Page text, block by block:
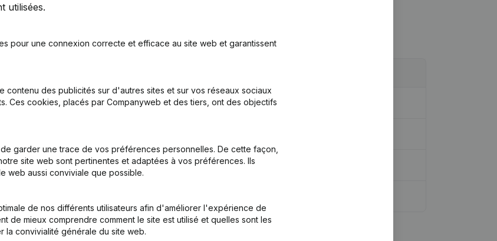
Autres Modifications, …) - Modification Forme Juridique - Demissions, Nominations
Personne Morale, Ouverture Succursale, etc...)
utilisées.
pour une connexion correcte et efficace au site web et garantissent
contenu des publicités sur d'autres sites et sur vos réseaux sociaux
Ces cookies, placés par Companyweb et des tiers, ont des objectifs
garder une trace de vos préférences personnelles. De cette façon,
site web sont pertinentes et adaptées à vos préférences. Ils
web aussi conviviale que possible.
de nos différents utilisateurs afin d'améliorer l'expérience de
de mieux comprendre comment le site est utilisé et quelles sont les
la convivialité générale du site web.